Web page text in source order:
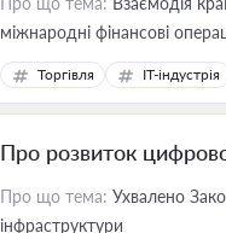
міжнародні фінансові
Торгівля IT-індустрія
Про розвиток
Про що тема: Ухвалено
інфраструктури